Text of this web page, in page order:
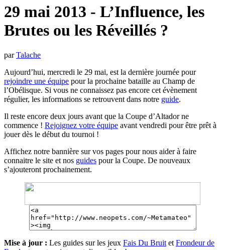
29 mai 2013 - L’Influence, les
Brutes ou les Réveillés ?
parTalache
Aujourd’hui, mercredi le 29 mai, est la dernière journée pour
rejoindre une équipe pour la prochaine bataille au Champ de
l’Obélisque. Si vous ne connaissez pas encore cet évènement
régulier, les informations se retrouvent dans notre guide.
Il reste encore deux jours avant que la Coupe d’Altador ne
commence ! Rejoignez votre équipe avant vendredi pour être prêt à
jouer dès le début du tournoi !
Affichez notre bannière sur vos pages pour nous aider à faire
connaitre le site et nos guides pour la Coupe. De nouveaux
s’ajouteront prochainement.
Mise à jour : Les guides sur les jeux Fais Du Bruit et Frondeur de